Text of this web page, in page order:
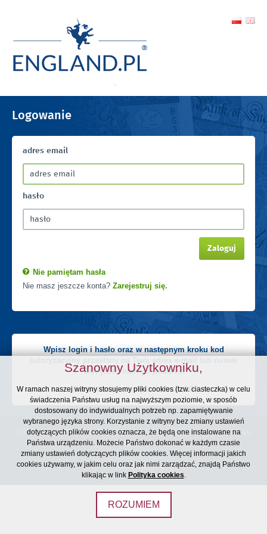
Logowanie
adres email
hasło
Zaloguj
Nie pamiętam hasła
Nie masz jeszcze konta? Zarejestruj się.
Wpisz login i hasło oraz w następnym kroku kod
GG, jeżeli nam go podałeś.
Dowiedz się więcej o Kodach GG
© Powered byFintecom S.A.Authorised Payment Institutions, trading as
England.pl
Powrót na górę
Szanowny Użytkowniku,
W ramach naszej witryny stosujemy pliki cookies (tzw. ciasteczka) w celu
świadczenia Państwu usług na najwyższym poziomie, w sposób
dostosowany do indywidualnych potrzeb np. zapamiętywanie
wybranego języka strony. Korzystanie z witryny bez zmiany ustawień
dotyczących plików cookies oznacza, że będą one instalowane na
Państwa urządzeniu. Możecie Państwo dokonać w każdym czasie
zmiany ustawień dotyczących plików cookies. Więcej informacji jakich
cookies używamy, w jakim celu oraz jak nimi zarządzać, znajdą Państwo
klikając w link Polityka cookies.
ROZUMIEM